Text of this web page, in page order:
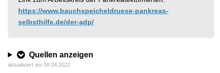
https://www.bauchspeicheldruese-pankreas-
selbsthilfe.de/der-adp/
Quellen anzeigen
aktualisiert am 08.04.2022